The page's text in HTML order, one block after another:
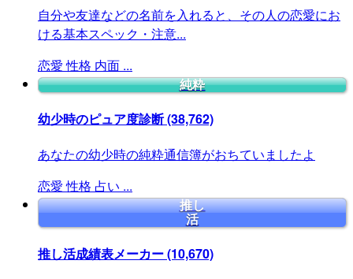
自分や友達などの名前を入れると、その人の恋愛にお
ける基本スペック・注意...
恋愛 性格 内面 ...
純粋
幼少時のピュア度診断(38,762)
あなたの幼少時の純粋通信簿がおちていましたよ
恋愛 性格 占い ...
推し
活
推し活成績表メーカー(10,670)